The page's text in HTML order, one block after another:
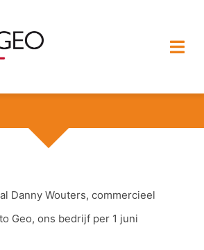
Danny Wouters, commercieel
Geo, ons bedrijf per 1 juni